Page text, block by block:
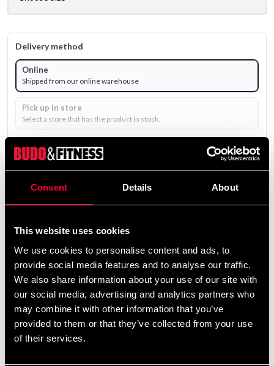
Consent Details About
This website uses cookies
We use cookies to personalise content and ads, to
provide social media features and to analyse our traffic.
We also share information about your use of our site with
our social media, advertising and analytics partners who
may combine it with other information that you’ve
provided to them or that they’ve collected from your use
of their services.
Delivery method
Online
Shipped from our online warehouse
Pick up in store
Select a store that has the product in stock.
1 190 SEK
Excl. TAX: 952.00 SEK
Quantity
remove add
Product information
Adidas är ett av världens största varumärken som
tillverkar träningsprodukter för en rad olika sporter och